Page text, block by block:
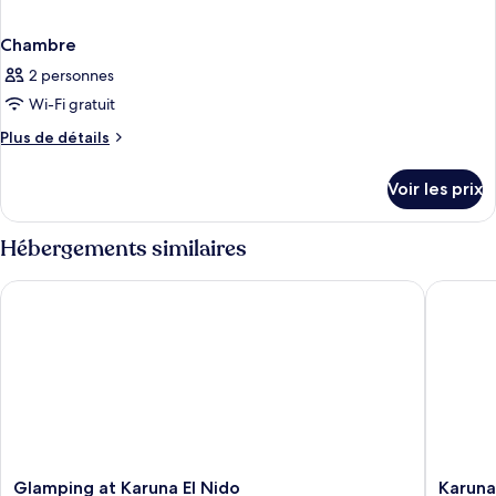
Chambre
2 personnes
Wi-Fi gratuit
Plus de détails
Plus
le
type
de
chambre
Chambre
Voir les prix
Hébergements similaires
Glamping
Glamping at Karuna El Nido
Glamping at Karuna El Nido
Karuna
Karuna